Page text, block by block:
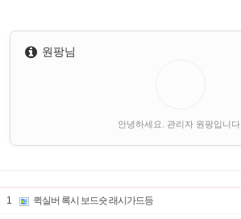
원팡님
안녕하세요. 관리자 원팡입니다.
1 퀵실버 록시 보드숏 래시가드등